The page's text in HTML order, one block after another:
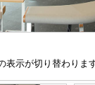
示が切り替わりま